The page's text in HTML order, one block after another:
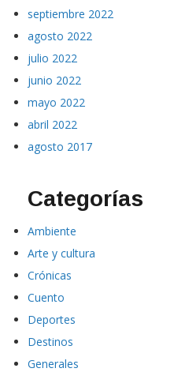
septiembre 2022
agosto 2022
julio 2022
junio 2022
mayo 2022
abril 2022
agosto 2017
Categorías
Ambiente
Arte y cultura
Crónicas
Cuento
Deportes
Destinos
Generales